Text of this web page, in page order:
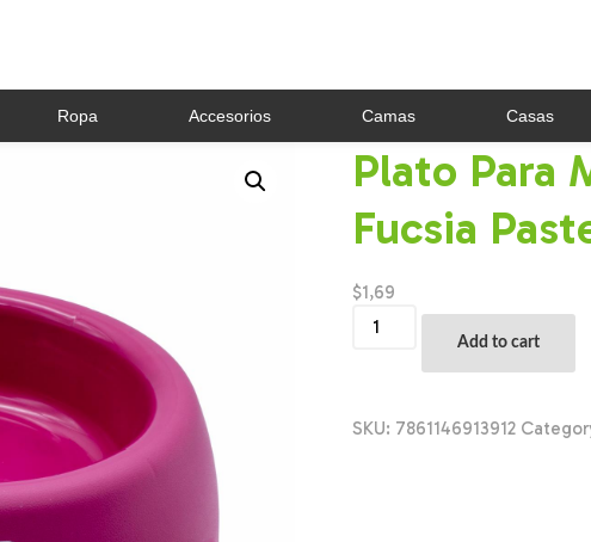
Ropa Accesorios Camas Casas
Plato Para
Fucsia
$1,69
Para
Fucsia
Add to cart
SKU: 7861146913912